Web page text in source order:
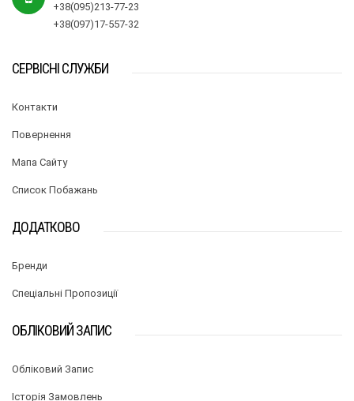
+38(095)213-77-23
+38(097)17-557-32
СЕРВІСНІ СЛУЖБИ
Контакти
Повернення
Мапа Сайту
Список Побажань
ДОДАТКОВО
Бренди
Спеціальні Пропозиції
ОБЛІКОВИЙ ЗАПИС
Обліковий Запис
Історія Замовлень